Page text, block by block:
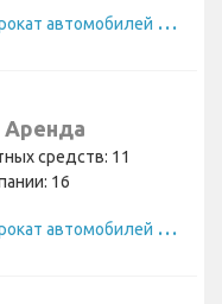
П
росмотреть прокат автомобилей Renault
Аренда
средств: 11
16
П
росмотреть прокат автомобилей Volkswagen